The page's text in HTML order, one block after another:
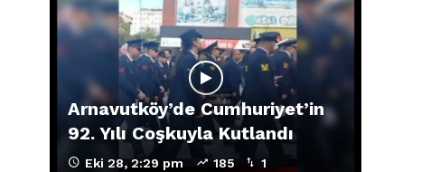
Arnavutköy’de Cumhuriyet’in
92. Yılı Coşkuyla Kutlandı
Eki 28, 2:29 pm 185 1